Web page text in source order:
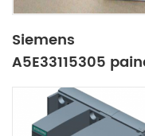
Siemens
A5E33115305
de controle